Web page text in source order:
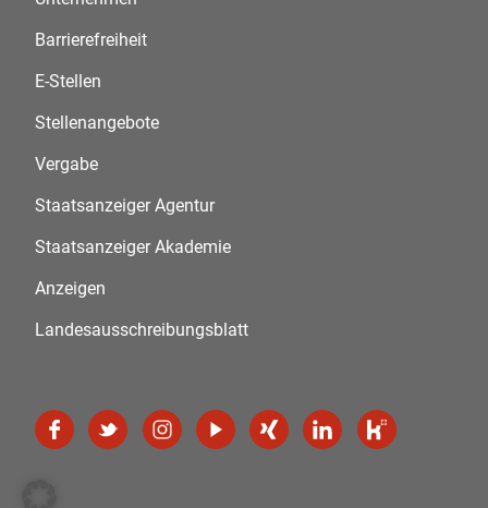
Barrierefreiheit
E-Stellen
Stellenangebote
Vergabe
Staatsanzeiger Agentur
Staatsanzeiger Akademie
Anzeigen
Landesausschreibungsblatt